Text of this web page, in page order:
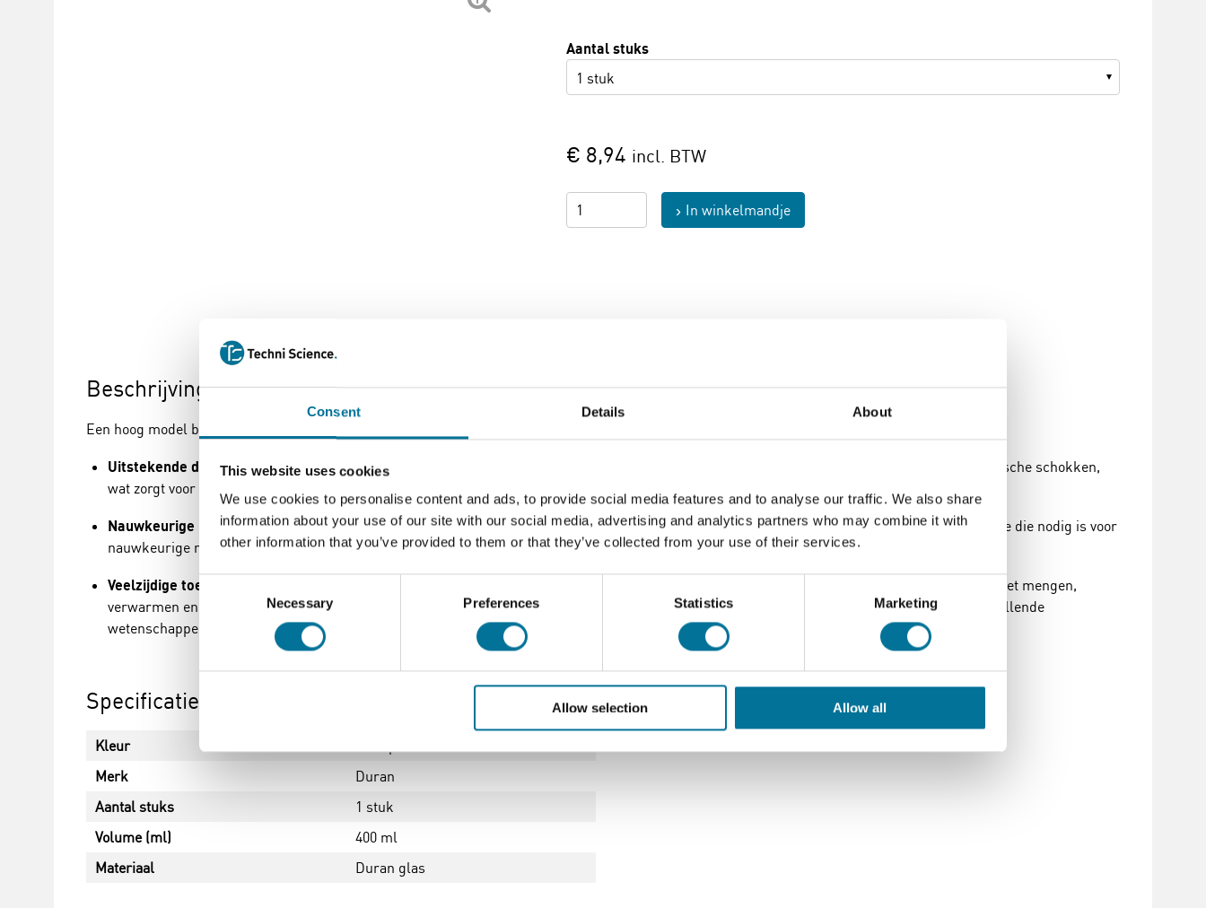
Consent Details About
This website uses cookies
We use cookies to personalise content and ads, to provide social media features and to analyse our traffic. We also share
information about your use of our site with our social media, advertising and analytics partners who may combine it with
other information that you’ve provided to them or that they’ve collected from your use of their services.
Consent
Necessary Preferences Statistics Marketing
Allow selection Allow all
Aantal stuks
1 stuk
€ 8,94 incl. BTW
In winkelmandje
Beschrijving
Een hoog model bekerglas van 400 ml van DURAN biedt:
Uitstekende duurzaamheid: Gemaakt van hoogwaardig DURAN borosilicaatglas, is dit bekerglas bestand tegen chemische corrosie en thermische schokken,
wat zorgt voor een langdurige en betrouwbare prestatie in het laboratorium.
Nauwkeurige metingen: Met een duidelijk gemarkeerde schaalverdeling en een nauwkeurige inhoud van 400 ml, biedt dit bekerglas de precisie die nodig is voor
nauwkeurige metingen en experimenten.
Veelzijdige toepassingen
: Het hoog model bekerglas van DURAN is geschikt voor een breed scala aan laboratoriumtoepassingen, waaronder het mengen,
verwarmen en uitvoeren van chemische reacties. Het biedt een veelzijdige oplossing voor het uitvoeren van experimenten en analyses in verschillende
wetenschappelijke disciplines.
Specificaties
Kleur
Merk
Duran
Aantal stuks
1 stuk
Volume (ml)
400 ml
Materiaal
Duran glas